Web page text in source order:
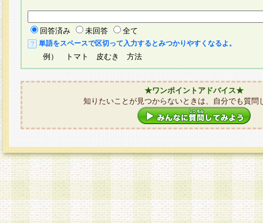
回答済み 未回答 全て
単語をスペースで区切って入力するとみつかりやすくなるよ。
例） トマト 皮むき 方法
★ワンポイントアドバイス★
知りたいことが見つからないときは、自分でも質問